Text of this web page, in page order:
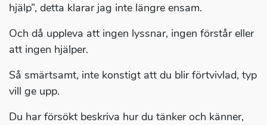
hjälp”, detta klarar jag inte längre ensam.
Och då uppleva att ingen lyssnar, ingen förstår eller
att ingen hjälper.
Så smärtsamt, inte konstigt att du blir förtvivlad, typ
vill ge upp.
Du har försökt beskriva hur du tänker och känner,